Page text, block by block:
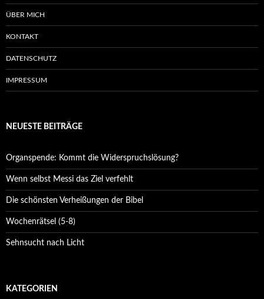
ÜBER MICH
KONTAKT
DATENSCHUTZ
IMPRESSUM
NEUESTE BEITRÄGE
Organspende: Kommt die Widerspruchslösung?
Wenn selbst Messi das Ziel verfehlt
Die schönsten Verheißungen der Bibel
Wochenrätsel (5-8)
Sehnsucht nach Licht
KATEGORIEN